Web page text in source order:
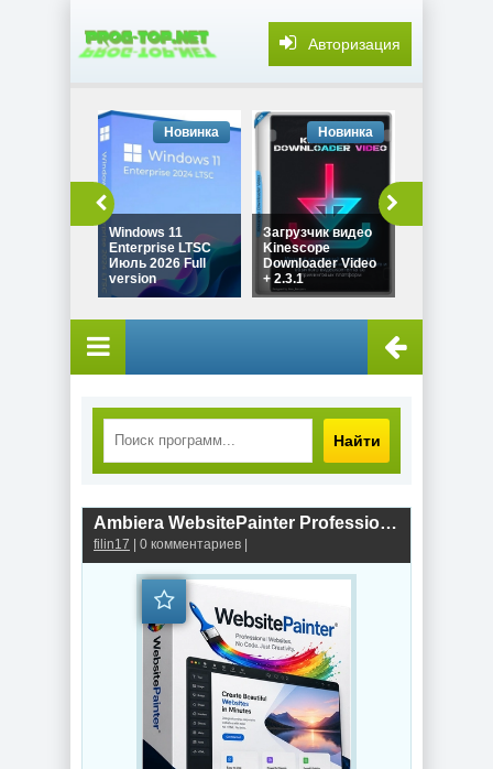
Авторизация
Windows 11
Enterprise LTSC
Июль 2026 Full
version
Новинка
Загрузчик видео
Kinescope
Downloader Video
+ 2.3.1
Новинка
Найти
Ambiera WebsitePainter Professional 3.9
filin17 | 0 комментариев |